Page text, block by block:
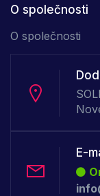
O společnosti
O společnosti
E-